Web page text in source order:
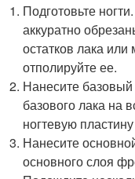
Подготовьте
аккуратно
остатков лака
отполируйте ее.
Нанесите
базового лака на
ногтевую
Нанесите
основного слоя